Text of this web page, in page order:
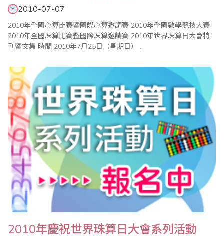
2010-07-07
2010年全國心算比賽暨國際心算邀請賽 2010年全國數學競技大賽
2010年全國珠算比賽暨國際珠算邀請賽 2010年世界珠算日大會特
刊暨文集 時間 2010年7月25日（星期日） ..
2010年慶祝世界珠算日大會系列活動